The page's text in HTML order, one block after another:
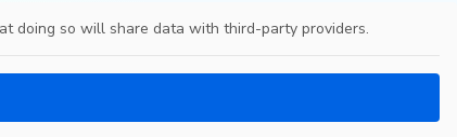
doing so will share data with third-party providers.